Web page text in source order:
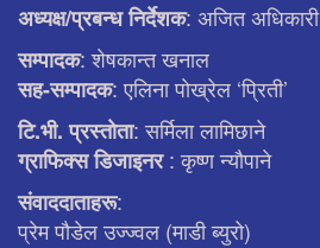
अध्यक्ष/प्रबन्ध निर्देशक: अजित अधिकारी
सम्पादक: शेषकान्त खनाल
सह-सम्पादक: एलिना पाेख्रेल ‘प्रिती’
टि.भी. प्रस्ताेता: सर्मिला लामिछाने
ग्राफिक्स डिजाइनर: कृष्ण न्याैपाने
संवाददाताहरू:
प्रेम पौडेल उज्ज्वल (माडी ब्युरो)